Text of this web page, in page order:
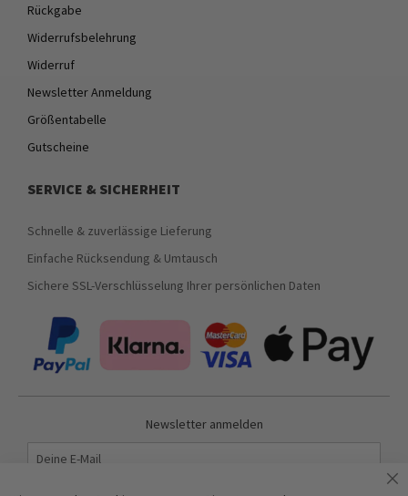
Rückgabe
Widerrufsbelehrung
Widerruf
Newsletter Anmeldung
Größentabelle
Gutscheine
SERVICE & SICHERHEIT
Schnelle & zuverlässige Lieferung
Einfache Rücksendung & Umtausch
Sichere SSL-Verschlüsselung Ihrer persönlichen Daten
Newsletter anmelden